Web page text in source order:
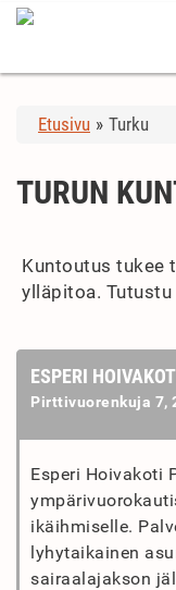
Etusivu » Turku
TURUN
Kuntoutus tukee
ylläpitoa.
ESPERI
Pirttivuorenkuja 7,
Esperi Hoivakoti
ikäihmiselle.
lyhytaikainen
sairaalajakson